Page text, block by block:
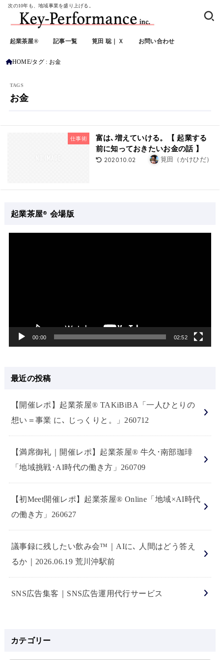
次の10年も、地域事業を盛り上げる。
起業茶屋® 記事一覧 筧田 聡｜Ｘ お問い合わせ
HOME タグ : お金
お金
仕事術
富は､増えていける。【 起業する
前に知っておきたいお金の話 】
2020.10.02
筧田（かけひだ）
起業茶屋® 会場版
00:00 02:52
最近の投稿
【開催レポ】起業茶屋® TAKiBiBA「一人ひとりの
想い＝事業 に､ じっくりと。」260712
【満席御礼｜開催レポ】起業茶屋® 牛久･南部珈琲
「地域挑戦･AI時代の働き方」260709
【初Meet開催レポ】起業茶屋® Online「地域×AI時代
の働き方」260627
議事録に残したい飲み会™｜AIに､ 人間はどう答え
るか｜2026.06.19 荒川沖駅前
SNS広告集客｜SNS広告運用代行サービス
カテゴリー